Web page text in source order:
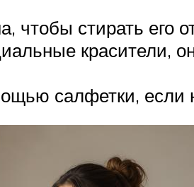
чтобы стирать его
красители,
салфетки, если